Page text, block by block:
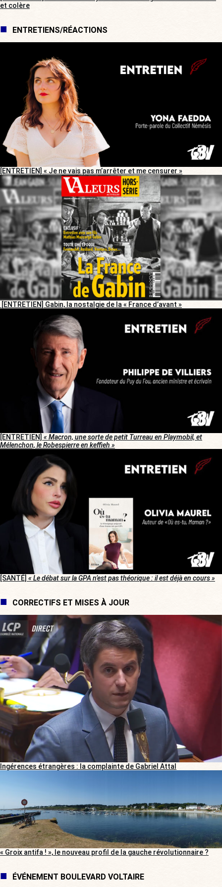
et colère
ENTRETIENS/RÉACTIONS
[ENTRETIEN] « Je ne vais pas m’arrêter et me censurer »
[ENTRETIEN] Gabin, la nostalgie de la « France d’avant »
[ENTRETIEN] « Macron, une sorte de petit Turreau en Playmobil, et
Mélenchon, le Robespierre en keffieh »
[SANTÉ] « Le débat sur la GPA n’est pas théorique : il est déjà en cours »
CORRECTIFS ET MISES À JOUR
Ingérences étrangères : la complainte de Gabriel Attal
« Groix antifa ! », le nouveau profil de la gauche révolutionnaire ?
ÉVÉNEMENT BOULEVARD VOLTAIRE